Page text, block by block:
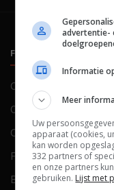
FILMTOTAAL
Contact
Over ons
Colofon
FAQ
Blog
advertentie-
Informatie
Meer
Uw
apparaat (cookies,
kan worden
332 partners of
en onze partners
gebruiken. Lijst met